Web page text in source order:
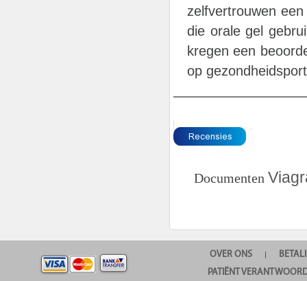
zelfvertrouwen
die orale gel
kregen een
op
Documenten
OVER ONS |
PATIËNT